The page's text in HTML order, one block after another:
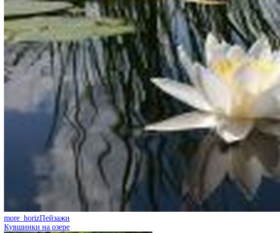
more_horizПейзажи
Кувшинки на озере